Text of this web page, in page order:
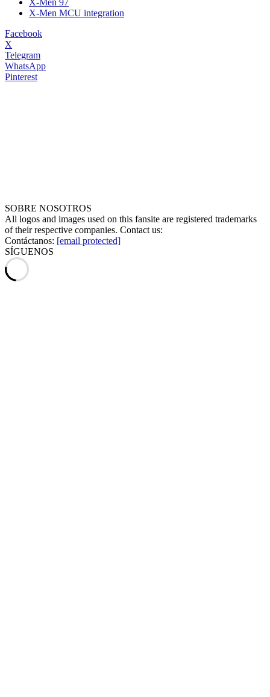
X-Men 97
X-Men MCU integration
Facebook
X
Telegram
WhatsApp
Pinterest
SOBRE NOSOTROS
All logos and images used on this fansite are registered trademarks
of their respective companies. Contact us:
Contáctanos: [email protected]
SÍGUENOS